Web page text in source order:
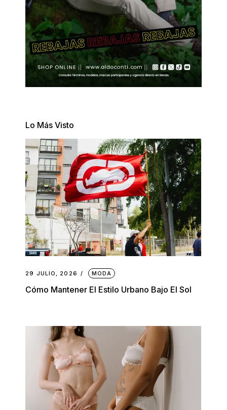
Lo Más Visto
29 JULIO, 2026 MODA
Cómo Mantener El Estilo Urbano Bajo El Sol